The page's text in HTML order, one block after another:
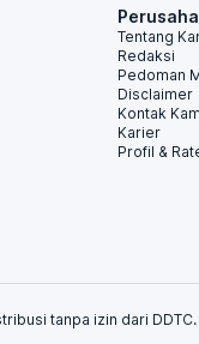
Tentang
Redaksi
Pedoman
Disclaimer
Kontak
Karier
Profil &
tanpa izin dari DDTC.